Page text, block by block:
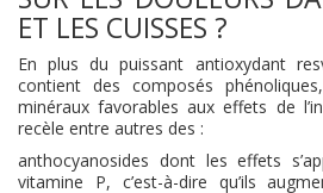
ET LES CUISSES ?
En plus du puissant antioxydant
contient des composés
minéraux favorables aux effets de
recèle entre autres des :
anthocyanosides dont les effets
vitamine P, c’est-à-dire qu’ils